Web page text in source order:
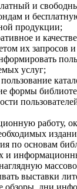
и
и
продукции;
и
их запросов
услуг;
формы
работу,
по основам
и
выставки
обзоры, дни